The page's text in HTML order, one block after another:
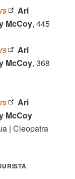
Ari
McCoy, 445
Ari
McCoy, 368
Ari
McCoy
| Cleopatra